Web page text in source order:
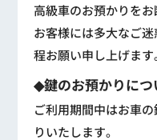
高級車のお預かりをお
お客様には多大なご
程お願い申し上げます
◆鍵のお預かりにつ
ご利用期間中はお車
りいたします。